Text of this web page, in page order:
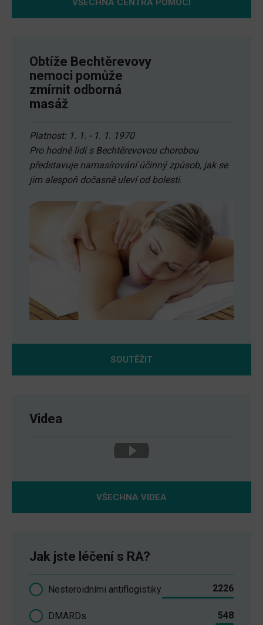
VŠECHNA CENTRA POMOCI
Obtíže Bechtěrevovy
nemoci pomůže
zmírnit odborná
masáž
Platnost: 1. 1. - 1. 1. 1970
Pro hodně lidí s Bechtěrevovou chorobou
představuje namasírování účinný způsob, jak se
jim alespoň dočasně uleví od bolesti.
SOUTĚŽIT
Videa
VŠECHNA VIDEA
Jak jste léčení s RA?
Nesteroidními antiflogistiky 2226
DMARDs 548